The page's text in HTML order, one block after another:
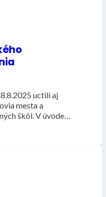
uctili aj
mesta a
škôl. V úvode…